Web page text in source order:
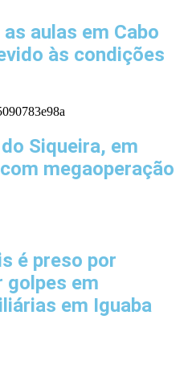
aulas em Cabo
às condições
Siqueira, em
megaoperação
é preso por
golpes em
em Iguaba